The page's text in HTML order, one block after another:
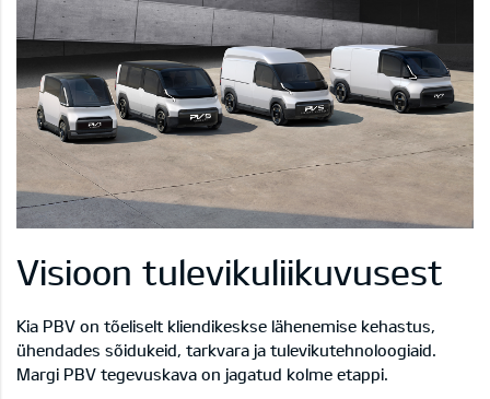
Visioon tulevikuliikuvusest
Kia PBV on tõeliselt kliendikeskse lähenemise kehastus,
ühendades sõidukeid, tarkvara ja tulevikutehnoloogiaid.
Margi PBV tegevuskava on jagatud kolme etappi.